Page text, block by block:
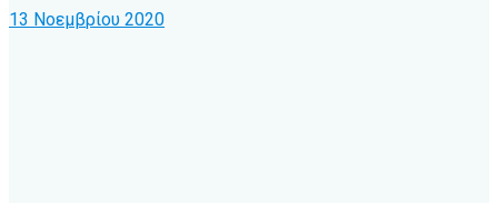
13 Νοεμβρίου 2020